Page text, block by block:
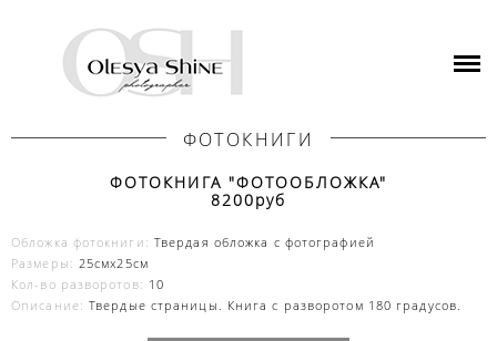
ГЛАВНАЯ
ПОРТФОЛИО
СТОИМОСТЬ УСЛУГ
ОТЗЫВЫ
БЛОГ
ФОТОКНИГИ
ФОТОКНИГА "ФОТООБЛОЖКА"
8200руб
Обложка фотокниги: Твердая обложка с фотографией
Размеры: 25смx25см
Кол-во разворотов: 10
Описание: Твердые страницы. Книга с разворотом 180 градусов.